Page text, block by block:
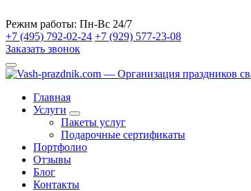
Режим работы: Пн-Вс 24/7
+7 (495) 792-02-24 +7 (929) 577-23-08
Заказать звонок
Главная
Услуги
Пакеты услуг
Подарочные сертификаты
Портфолио
Отзывы
Блог
Контакты